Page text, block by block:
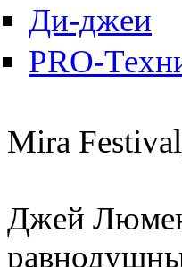
Ди-джеи
PRO-
Mira
Джей Люмен